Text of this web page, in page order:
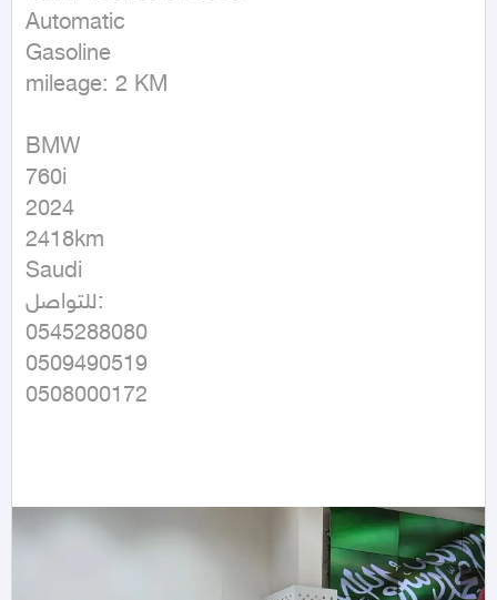
Automatic
Gasoline
mileage: 2 KM
BMW
760i
2024
2418km
Saudi
للتواصل:
0545288080
0509490519